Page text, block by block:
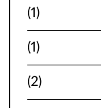
(1)
(1)
(2)